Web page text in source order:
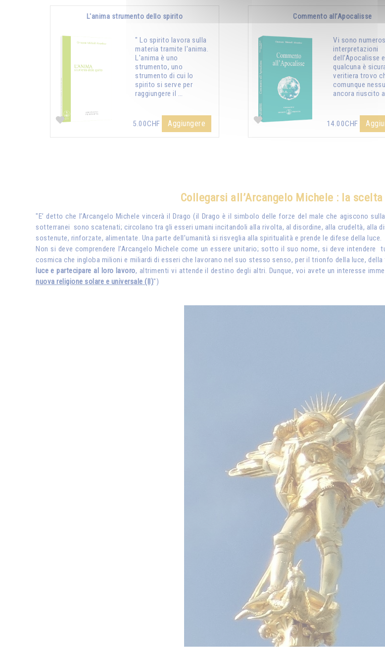
L'anima strumento dello spirito
" Lo spirito lavora sulla
materia tramite l'anima.
L'anima è uno
strumento, uno
strumento di cui lo
spirito si serve per
raggiungere il …
5.00CHF Aggiungere
Commento all’Apocalisse
Vi sono
interpretazioni
dell’Apocalisse
qualcuna è
veritiera trovo
comunque
ancora riuscito
14.00CHF
Collegarsi all’Arcangelo Michele : la
"E’ detto che l’Arcangelo Michele vincerà il Drago (il Drago è il simbolo delle forze del male che agiscono
sotterranei sono scatenati; circolano tra gli esseri umani incitandoli alla rivolta, al disordine, alla crudeltà, alla
sostenute, rinforzate, alimentate. Una parte dell’umanità si risveglia alla spiritualità e prende le difese della luce.
Non si deve comprendere l’Arcangelo Michele come un essere unitario; sotto il suo nome, si deve
cosmica che ingloba milioni e miliardi di esseri che lavorano nel suo stesso senso, per il trionfo della luce,
luce e partecipare al loro lavoro, altrimenti vi attende il destino degli altri. Dunque, voi avete un interesse
nuova religione solare e universale (II)")